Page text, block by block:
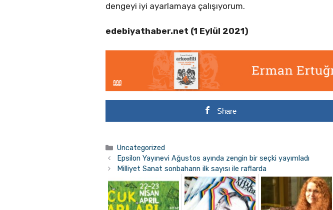
dengeyi iyi ayarlamaya çalışıyorum.
edebiyathaber.net (1 Eylül 2021)
Share
Kategoriler
Uncategorized
Epsilon Yayınevi Ağustos ayında zengin bir seçki yayımladı
Milliyet Sanat sonbaharın ilk sayısı ile raflarda